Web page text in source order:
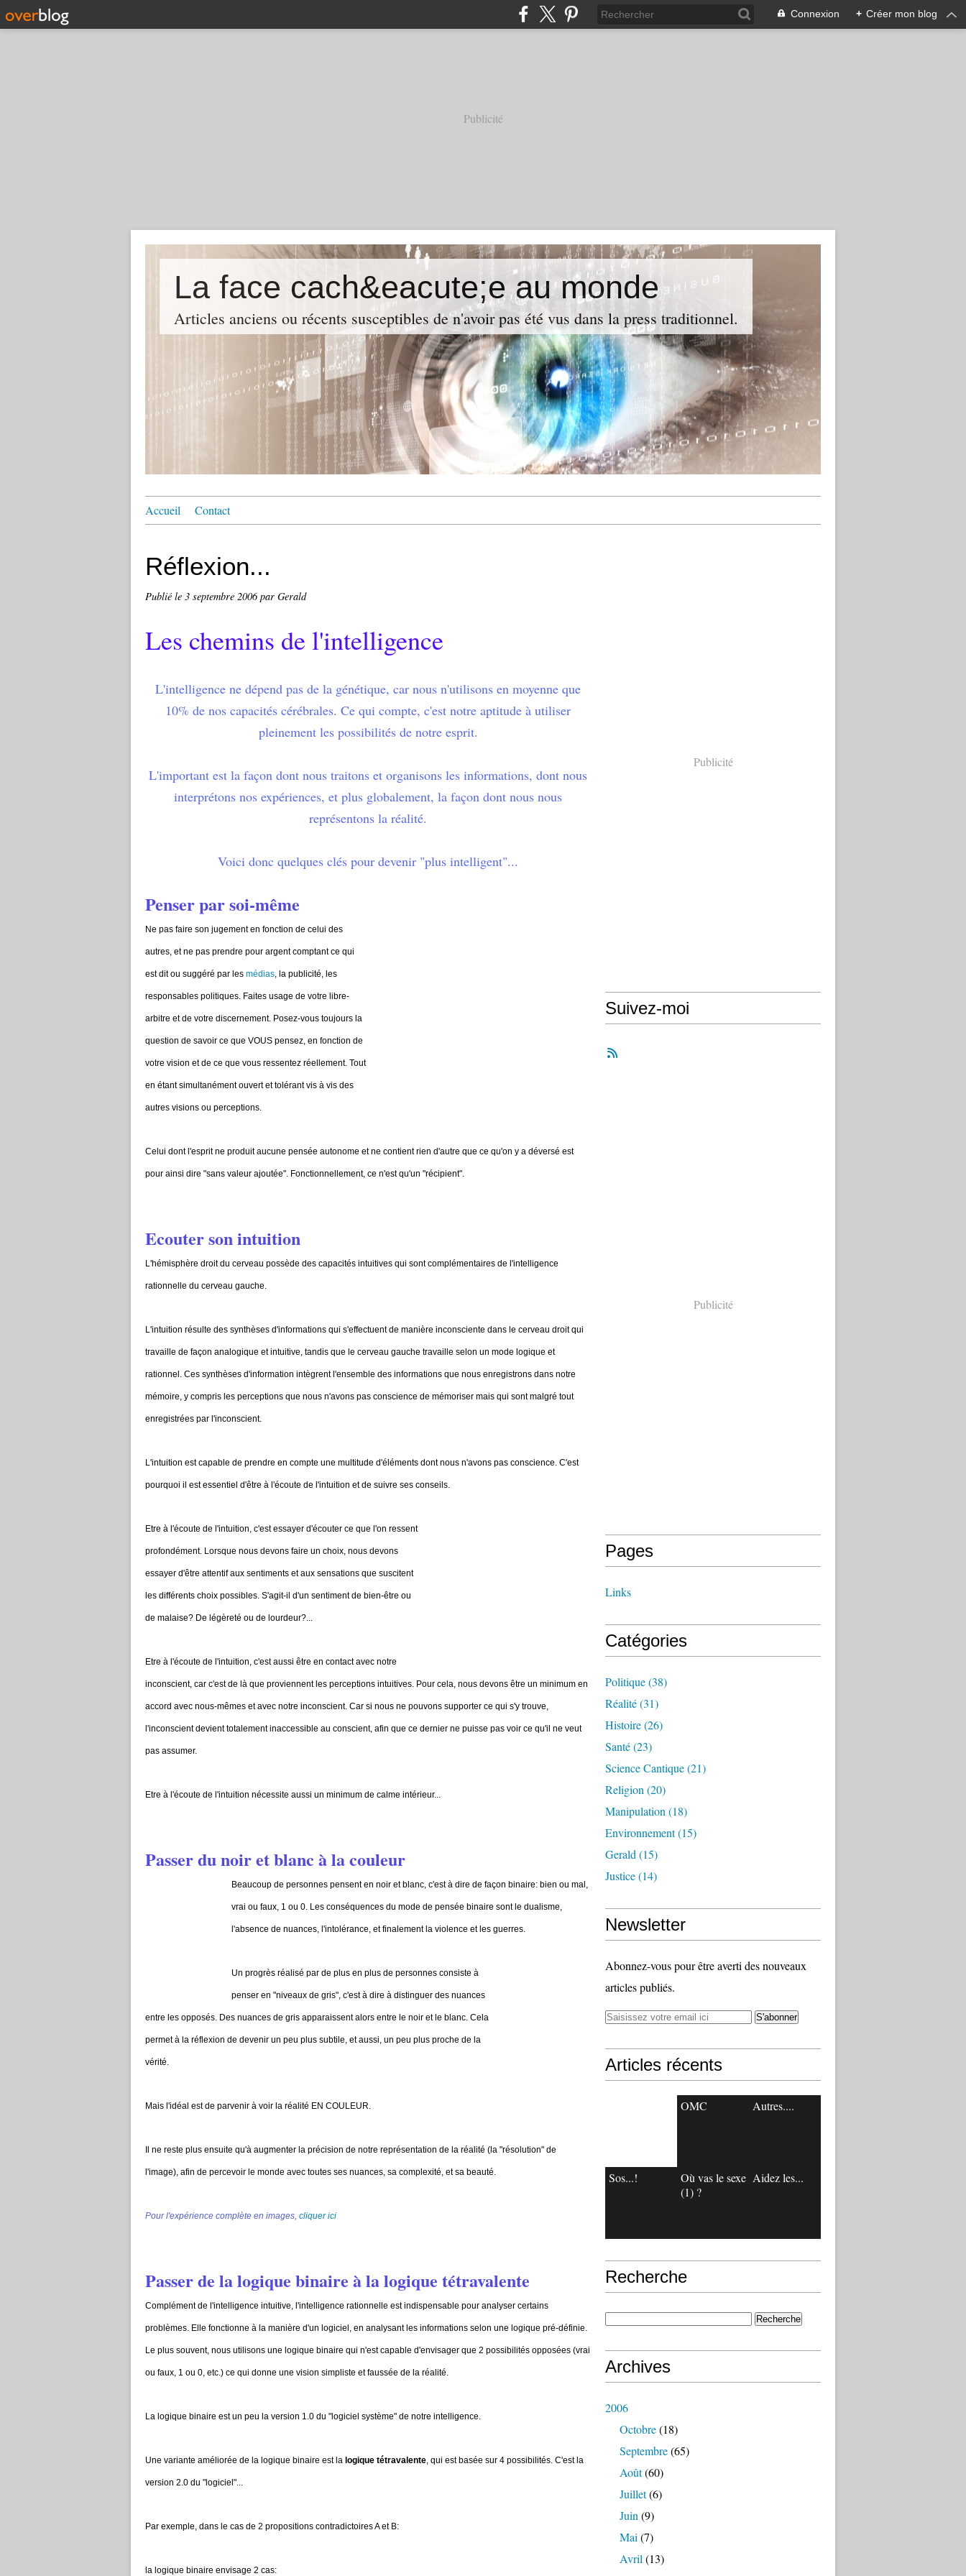
Connexion + Créer mon blog
Publicité
La face cach&eacute;e au monde
Articles anciens ou récents susceptibles de n'avoir pas été vus dans la press traditionnel.
Accueil Contact
Réflexion...
Publié le 3 septembre 2006par Gerald
Les chemins de l'intelligence
L'intelligence ne dépend pas de la génétique, car nous n'utilisons en moyenne que
10% de nos capacités cérébrales. Ce qui compte, c'est notre aptitude à utiliser
pleinement les possibilités de notre esprit.
L'important est la façon dont nous traitons et organisons les informations, dont nous
interprétons nos expériences, et plus globalement, la façon dont nous nous
représentons la réalité.
Voici donc quelques clés pour devenir "plus intelligent"...
Penser par soi-même
Ne pas faire son jugement en fonction de celui des
autres, et ne pas prendre pour argent comptant ce qui
est dit ou suggéré par les médias, la publicité, les
responsables politiques. Faites usage de votre libre-
arbitre et de votre discernement. Posez-vous toujours la
question de savoir ce que VOUS pensez, en fonction de
votre vision et de ce que vous ressentez réellement. Tout
en étant simultanément ouvert et tolérant vis à vis des
autres visions ou perceptions.
Celui dont l'esprit ne produit aucune pensée autonome et ne contient rien d'autre que ce qu'on y a déversé est
pour ainsi dire "sans valeur ajoutée". Fonctionnellement, ce n'est qu'un "récipient".
Ecouter son intuition
L'hémisphère droit du cerveau possède des capacités intuitives qui sont complémentaires de l'intelligence
rationnelle du cerveau gauche.
L'intuition résulte des synthèses d'informations qui s'effectuent de manière inconsciente dans le cerveau droit qui
travaille de façon analogique et intuitive, tandis que le cerveau gauche travaille selon un mode logique et
rationnel. Ces synthèses d'information intègrent l'ensemble des informations que nous enregistrons dans notre
mémoire, y compris les perceptions que nous n'avons pas conscience de mémoriser mais qui sont malgré tout
enregistrées par l'inconscient.
L'intuition est capable de prendre en compte une multitude d'éléments dont nous n'avons pas conscience. C'est
pourquoi il est essentiel d'être à l'écoute de l'intuition et de suivre ses conseils.
Etre à l'écoute de l'intuition, c'est essayer d'écouter ce que l'on ressent
profondément. Lorsque nous devons faire un choix, nous devons
essayer d'être attentif aux sentiments et aux sensations que suscitent
les différents choix possibles. S'agit-il d'un sentiment de bien-être ou
de malaise? De légèreté ou de lourdeur?...
Etre à l'écoute de l'intuition, c'est aussi être en contact avec notre
inconscient, car c'est de là que proviennent les perceptions intuitives. Pour cela, nous devons être un minimum en
accord avec nous-mêmes et avec notre inconscient. Car si nous ne pouvons supporter ce qui s'y trouve,
l'inconscient devient totalement inaccessible au conscient, afin que ce dernier ne puisse pas voir ce qu'il ne veut
pas assumer.
Etre à l'écoute de l'intuition nécessite aussi un minimum de calme intérieur...
Passer du noir et blanc à la couleur
Beaucoup de personnes pensent en noir et blanc, c'est à dire de façon binaire: bien ou mal,
vrai ou faux, 1 ou 0. Les conséquences du mode de pensée binaire sont le dualisme,
l'absence de nuances, l'intolérance, et finalement la violence et les guerres.
Un progrès réalisé par de plus en plus de personnes consiste à
penser en "niveaux de gris", c'est à dire à distinguer des nuances
entre les opposés. Des nuances de gris apparaissent alors entre le noir et le blanc. Cela
permet à la réflexion de devenir un peu plus subtile, et aussi, un peu plus proche de la
vérité.
Mais l'idéal est de parvenir à voir la réalité EN COULEUR.
Il ne reste plus ensuite qu'à augmenter la précision de notre représentation de la réalité (la "résolution" de
l'image), afin de percevoir le monde avec toutes ses nuances, sa complexité, et sa beauté.
Pour l'expérience complète en images, cliquer ici
Passer de la logique binaire à la logique tétravalente
Complément de l'intelligence intuitive, l'intelligence rationnelle est indispensable pour analyser certains
problèmes. Elle fonctionne à la manière d'un logiciel, en analysant les informations selon une logique pré-définie.
Le plus souvent, nous utilisons une logique binaire qui n'est capable d'envisager que 2 possibilités opposées (vrai
ou faux, 1 ou 0, etc.) ce qui donne une vision simpliste et faussée de la réalité.
La logique binaire est un peu la version 1.0 du "logiciel système" de notre intelligence.
Une variante améliorée de la logique binaire est la logique tétravalente, qui est basée sur 4 possibilités. C'est la
version 2.0 du "logiciel"...
Par exemple, dans le cas de 2 propositions contradictoires A et B:
la logique binaire envisage 2 cas:
Publicité
Suivez-moi
Publicité
Pages
Links
Catégories
Politique(38)
Réalité(31)
Histoire(26)
Santé(23)
Science Cantique(21)
Religion (20)
Manipulation (18)
Environnement(15)
Gerald (15)
Justice(14)
Newsletter
Abonnez-vous pour être averti des nouveaux
articles publiés.
Articles récents
OMC Autres....
Sos...!
Où vas le sexe
(1) ?
Aidez les...
Recherche
Archives
2006
Octobre(18)
Septembre(65)
Août(60)
Juillet(6)
Juin (9)
Mai (7)
Avril (13)